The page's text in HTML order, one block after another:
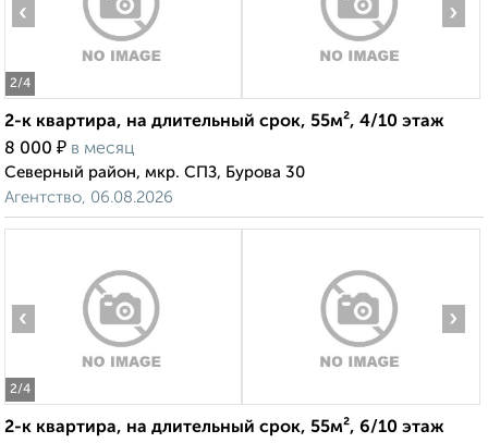
2/4
‹ ›
2-к квартира, на длительный срок, 55м², 4/10 этаж
8 000 ₽ в месяц
Северный район, мкр. СПЗ, Бурова 30
Агентство, 06.08.2026
2/4
‹ ›
2-к квартира, на длительный срок, 55м², 6/10 этаж